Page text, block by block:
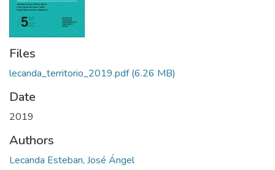
Policies
Files
lecanda_territorio_2019.pdf(6.26 MB)
Date
2019
Authors
Lecanda Esteban, José Ángel